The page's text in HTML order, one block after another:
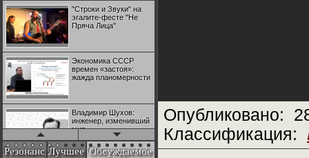
"Строки и Звуки" на
эгалите-фесте "Не
Пряча Лица"
Экономика СССР
времен «застоя»:
жажда планомерности
Владимир Шухов:
инженер, изменивший
мир
Резонанс Лучшее Обсуждаемое
Опубликовано:
Классификация: